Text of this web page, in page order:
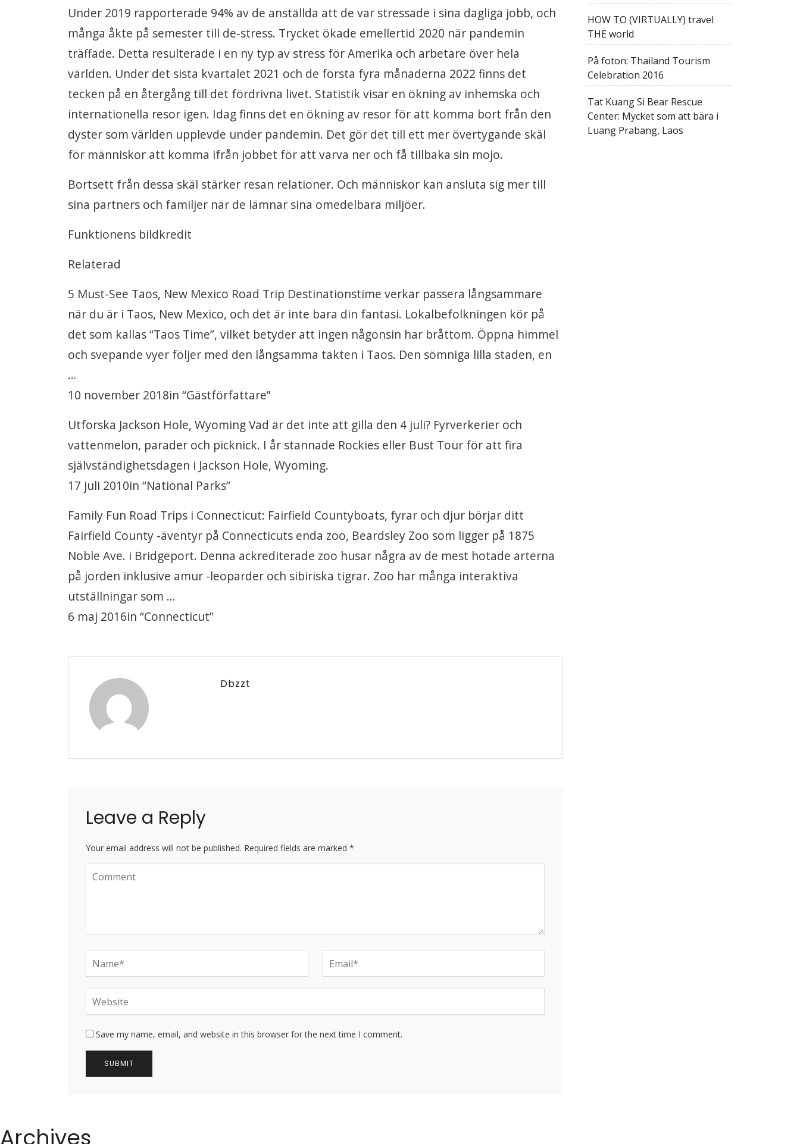
Under 2019 rapporterade 94% av de anställda att de var stressade i sina dagliga jobb, och
många åkte på semester till de-stress. Trycket ökade emellertid 2020 när pandemin
träffade. Detta resulterade i en ny typ av stress för Amerika och arbetare över hela
världen. Under det sista kvartalet 2021 och de första fyra månaderna 2022 finns det
tecken på en återgång till det fördrivna livet. Statistik visar en ökning av inhemska och
internationella resor igen. Idag finns det en ökning av resor för att komma bort från den
dyster som världen upplevde under pandemin. Det gör det till ett mer övertygande skäl
för människor att komma ifrån jobbet för att varva ner och få tillbaka sin mojo.
Bortsett från dessa skäl stärker resan relationer. Och människor kan ansluta sig mer till
sina partners och familjer när de lämnar sina omedelbara miljöer.
Funktionens bildkredit
Relaterad
5 Must-See Taos, New Mexico Road Trip Destinationstime verkar passera långsammare
när du är i Taos, New Mexico, och det är inte bara din fantasi. Lokalbefolkningen kör på
det som kallas “Taos Time”, vilket betyder att ingen någonsin har bråttom. Öppna himmel
och svepande vyer följer med den långsamma takten i Taos. Den sömniga lilla staden, en
…
10 november 2018in “Gästförfattare”
Utforska Jackson Hole, Wyoming Vad är det inte att gilla den 4 juli? Fyrverkerier och
vattenmelon, parader och picknick. I år stannade Rockies eller Bust Tour för att fira
självständighetsdagen i Jackson Hole, Wyoming.
17 juli 2010in “National Parks”
Family Fun Road Trips i Connecticut: Fairfield Countyboats, fyrar och djur börjar ditt
Fairfield County -äventyr på Connecticuts enda zoo, Beardsley Zoo som ligger på 1875
Noble Ave. i Bridgeport. Denna ackrediterade zoo husar några av de mest hotade arterna
på jorden inklusive amur -leoparder och sibiriska tigrar. Zoo har många interaktiva
utställningar som …
6 maj 2016in “Connecticut”
Dbzzt
Leave a Reply
Your email address will not be published. Required fields are marked *
Save my name, email, and website in this browser for the next time I comment.
HOW TO (VIRTUALLY) travel
THE world
På foton: Thailand Tourism
Celebration 2016
Tat Kuang Si Bear Rescue
Center: Mycket som att bära i
Luang Prabang, Laos
Archives